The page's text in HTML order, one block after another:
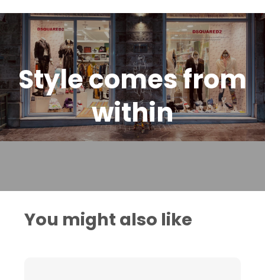
Style comes from
within
You might also like